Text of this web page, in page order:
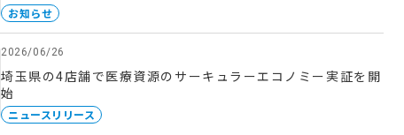
お知らせ
2026/06/26
埼玉県の4店舗で医療資源のサーキュラーエコノミー実証を開
始
ニュースリリース